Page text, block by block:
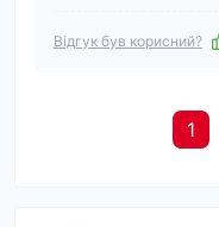
Відгук був корисний?
1